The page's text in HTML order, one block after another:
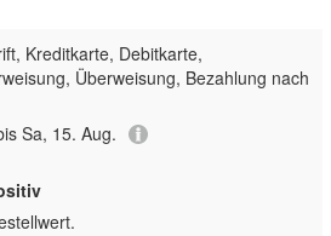
Kreditkarte, Debitkarte,
Überweisung, Bezahlung nach
Sa, 15. Aug.